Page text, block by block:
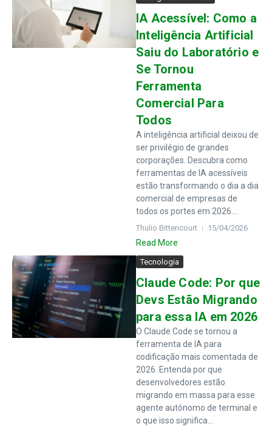
IA Acessível: Como a
Inteligência Artificial
Saiu do Laboratório e
Se Tornou
Ferramenta
Comercial Para
Todos
A inteligência artificial deixou de
ser privilégio de grandes
corporações. Descubra como
ferramentas de IA acessíveis
estão transformando o dia a dia
comercial de empresas de
todos os portes em 2026....
Thulio Bittencourt 15/04/2026
Read More
Tecnologia
Claude Code: Por que
Devs Estão Migrando
para essa IA em 2026
O Claude Code se tornou a
ferramenta de IA para
codificação mais comentada de
2026. Entenda por que
desenvolvedores estão
migrando em massa para esse
agente autônomo de terminal e
o que isso significa...